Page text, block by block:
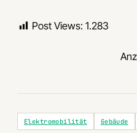
Post Views: 1.283
Elektromobilität Gebäude